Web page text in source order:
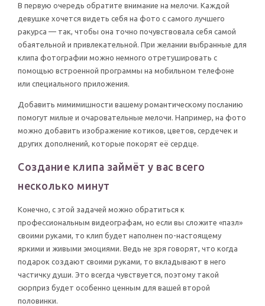
В первую очередь обратите внимание на мелочи. Каждой
девушке хочется видеть себя на фото с самого лучшего
ракурса — так, чтобы она точно почувствовала себя самой
обаятельной и привлекательной. При желании выбранные для
клипа фотографии можно немного отретушировать с
помощью встроенной программы на мобильном телефоне
или специального приложения.
Добавить мимимишности вашему романтическому посланию
помогут милые и очаровательные мелочи. Например, на фото
можно добавить изображение котиков, цветов, сердечек и
других дополнений, которые покорят её сердце.
Создание клипа займёт у вас всего
несколько минут
Конечно, с этой задачей можно обратиться к
профессиональным видеографам, но если вы сложите «пазл»
своими руками, то клип будет наполнен по-настоящему
яркими и живыми эмоциями. Ведь не зря говорят, что когда
подарок создают своими руками, то вкладывают в него
частичку души. Это всегда чувствуется, поэтому такой
сюрприз будет особенно ценным для вашей второй
половинки.